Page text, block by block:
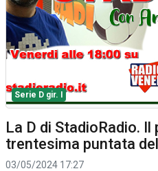
Serie D gir. I
La D di StadioRadio.
trentesima puntata
03/05/2024 17:27